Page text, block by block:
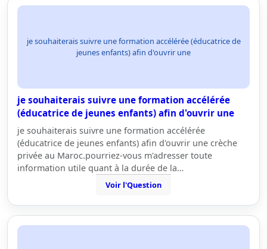
je souhaiterais suivre une formation accélérée (éducatrice de
jeunes enfants) afin d'ouvrir une
je souhaiterais suivre une formation accélérée
(éducatrice de jeunes enfants) afin d'ouvrir une
je souhaiterais suivre une formation accélérée
(éducatrice de jeunes enfants) afin d'ouvrir une crèche
privée au Maroc.pourriez-vous m'adresser toute
information utile quant à la durée de la…
Voir l'Question